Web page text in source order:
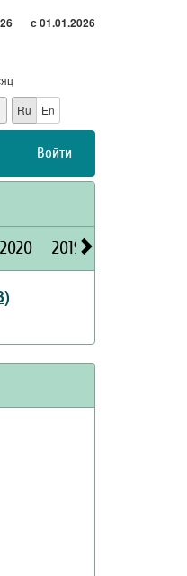
с 01.01.2026
Ru
En
Войти
2020 2019